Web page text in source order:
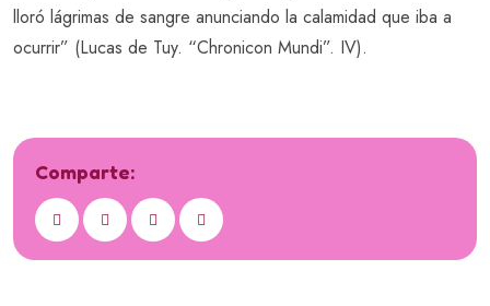
lloró lágrimas de sangre anunciando la calamidad que iba a
ocurrir” (Lucas de Tuy. “Chronicon Mundi”. IV).
Comparte: